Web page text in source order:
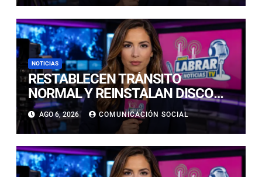
ATACAMA
NOTICIAS
RESTABLECEN TRÁNSITO
NORMAL Y REINSTALAN DISCO
“PARE” TRAS AVANCE DE OBRAS
EN CALLE LUIS FLORES CON JULIO
PRADO
AGO 6, 2026 COMUNICACIÓN SOCIAL